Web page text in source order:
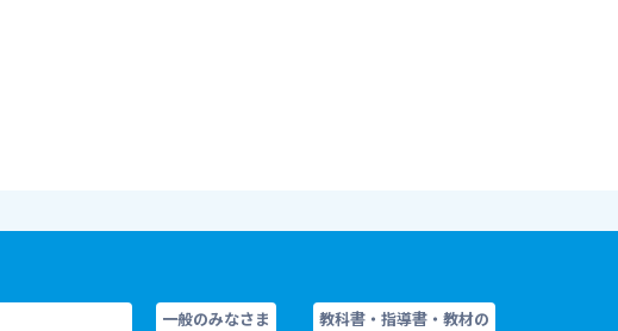
一般のみなさま
教科書・指導書・教材の